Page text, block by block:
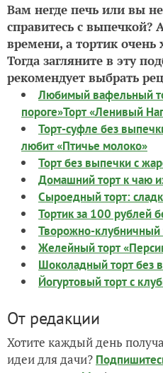
Вам негде печь или вы
справитесь с
времени, а тортик очень
Тогда загляните в эту
рекомендует выбрать
Любимый вафельный
пороге»Торт «Ленивый
Торт-суфле без
любит «Птичье молоко»
Торт без выпечки с
Домашний торт к чаю
Сыроедный торт:
Тортик за 100 рублей
Творожно-клубничный
Желейный торт
Шоколадный торт без
Йогуртовый торт с
От редакции
Хотите каждый день
идеи для дачи?